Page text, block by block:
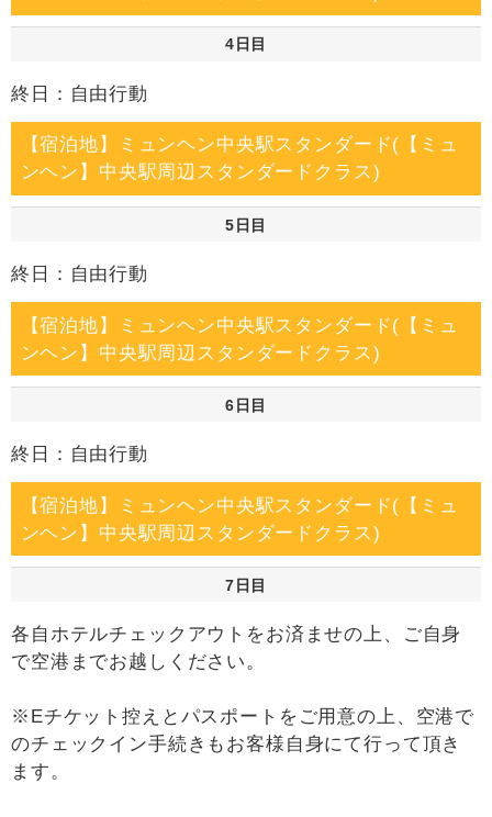
4日目
終日：自由行動
【宿泊地】ミュンヘン中央駅スタンダード(【ミュ
ンヘン】中央駅周辺スタンダードクラス)
5日目
終日：自由行動
【宿泊地】ミュンヘン中央駅スタンダード(【ミュ
ンヘン】中央駅周辺スタンダードクラス)
6日目
終日：自由行動
【宿泊地】ミュンヘン中央駅スタンダード(【ミュ
ンヘン】中央駅周辺スタンダードクラス)
7日目
各自ホテルチェックアウトをお済ませの上、ご自身
で空港までお越しください。
※Eチケット控えとパスポートをご用意の上、空港で
のチェックイン手続きもお客様自身にて行って頂き
ます。